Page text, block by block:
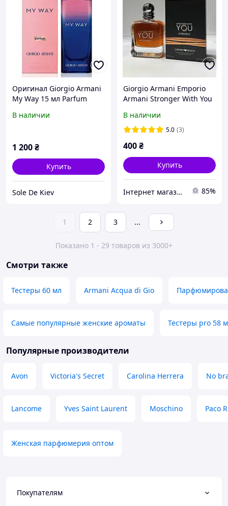
Оригинал Giorgio Armani
My Way 15 мл Parfum
В наличии
1 200₴
Купить
Sole De Kiev
Giorgio Armani Emporio
Armani Stronger With You
парфюмированная вода
100 мл
В наличии
5.0 (3)
400₴
Купить
Інтернет магазини Шарм 85%
1 2 3 ...
Показано 1 - 29 товаров из 3000+
Смотри также
Тестеры 60 мл Armani Acqua di Gio
Самые популярные женские ароматы Тестеры pro 58
Популярные производители
Avon Victoria's Secret Carolina Herrera No
Lancome Yves Saint Laurent Moschino Paco
Женская парфюмерия оптом
Покупателям